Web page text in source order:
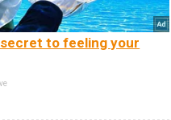
to feeling your